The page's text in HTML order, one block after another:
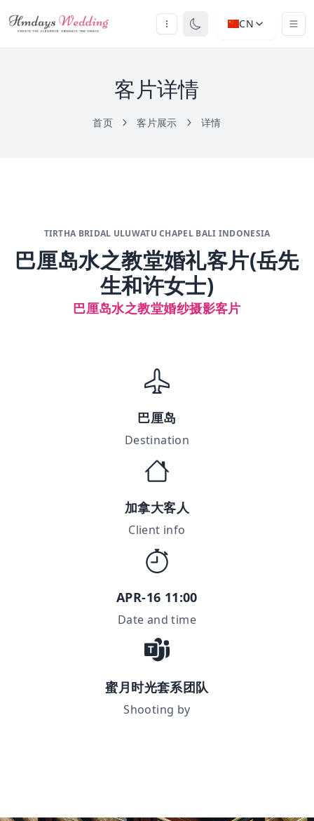
CN
客片详情
首页 客片展示 详情
TIRTHA BRIDAL ULUWATU CHAPEL BALI INDONESIA
巴厘岛水之教堂婚礼客片(岳先
生和许女士)
巴厘岛水之教堂婚纱摄影客片
巴厘岛
Destination
加拿大客人
Client info
APR-16 11:00
Date and time
蜜月时光套系团队
Shooting by